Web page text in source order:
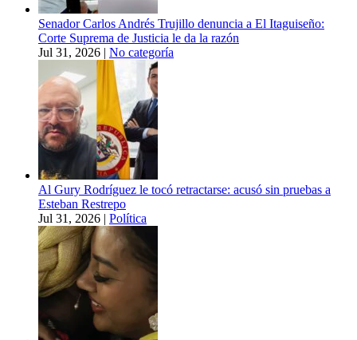
Senador Carlos Andrés Trujillo denuncia a El Itaguiseño:
Corte Suprema de Justicia le da la razón
Jul 31, 2026 | No categoría
Al Gury Rodríguez le tocó retractarse: acusó sin pruebas a
Esteban Restrepo
Jul 31, 2026 | Política